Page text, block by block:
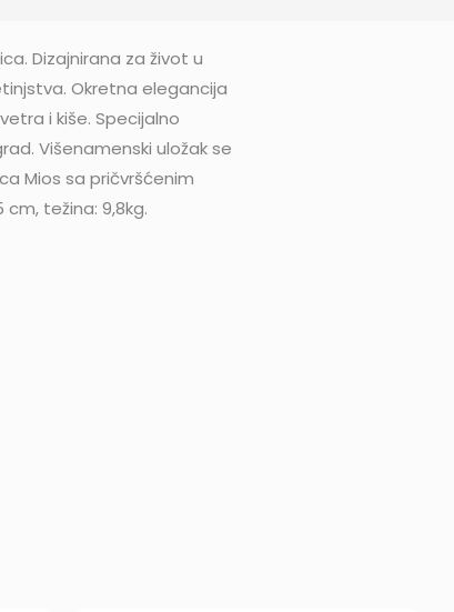
Dizajnirana za život u
Okretna elegancija
i kiše. Specijalno
Višenamenski uložak se
Mios sa pričvršćenim
težina: 9,8kg.